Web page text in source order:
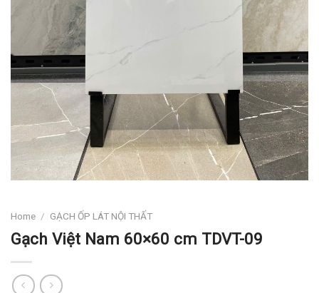
Home / GẠCH ỐP LÁT NỘI THẤT
Gạch Việt Nam 60×60 cm TDVT-09